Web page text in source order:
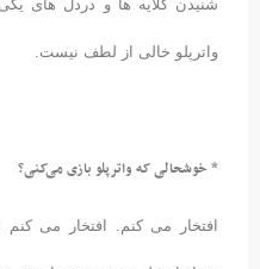
شنیدن گلایه ها و دردل های
واترپلو خالی از لطف نیست.
* خوشحالی که واترپلو بازی می‌کنی؟
افتخار می کنم. افتخار می کنم